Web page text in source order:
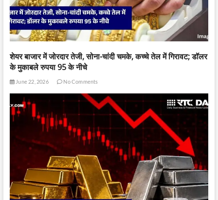
शेयर बाजार में जोरदार तेजी, सोना-चांदी चमके, कच्चे तेल में गिरावट; डॉलर
के मुकाबले रुपया 95 के नीचे
June 22, 2026 No Comments